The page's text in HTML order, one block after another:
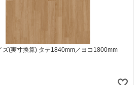
ズ(実寸換算) タテ1840mm／ヨコ1800mm